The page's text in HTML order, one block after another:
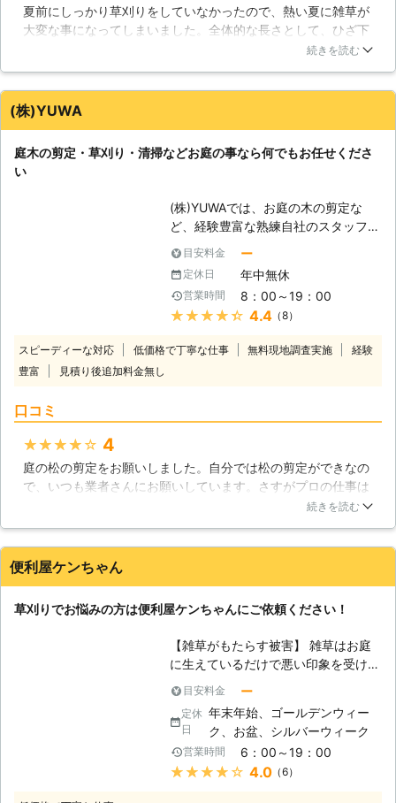
した害虫に襲われる危険もあります。
草刈りはどなたでも簡単に行える作業
ではありますが、決して油断してはい
けません。どうしても辛いときは、ま
めすけサービスにご連絡ください。迅
者の方ですと腰に負担がかかり痛める
可能性もありますので、草刈りの際は
らくだ暮らしのサービスにご相談頂け
します。お庭や敷地の草刈りもご相談
げさせて頂きます。庭木の剪定も対応
しておりますので、ご相談下されば喜
んでお力になります。らくだ暮らしの
サービスはお客様の為に努力を惜しま
ず、全力で業務を行います！いつでも
ご相談下さい！
夏前にしっかり草刈りをしていなかったので、熱い夏に雑草が
大変な事になってしまいました。全体的な長さとして、ひざ下
ぐらいまでは伸びていたので、自分では対処できずRグループ
ったですね。雑草が合った部分も綺麗な更地のようにしてもら
えて本当に助かりました。
埼玉県 蕨市 2016年12月27日
続きを読む
(株)YUWA
庭木の剪定・草刈り・清掃などお庭の事なら何でもお任せくださ
い
(株)YUWAでは、お庭の木の剪定な
ど、経験豊富な熟練自社のスタッフが
迅速・丁寧な作業をいたします。
出会うお客様すべてに「ありがとう」
と言って頂けるサービスを低価格でお
届けしております。東京・千葉・埼玉
を中心に、草刈りをお考えの方は、ぜ
サービス内容】 作業内容は草刈りの
い。 作業品質にも自信あり！年間管
理など、毎年リピートしてくださるお
客様も多数いらっしゃいますので、ご
態などを考慮してお見積りいたします
ております。 また、よくある「作業
後の追加金のご請求」は一切ございま
せん！お見積もり金額以上のご請求は
いたしませんのでご安心ください。
クレジットカードでのお支払いも承っ
ておりますので、便利にご利用いただ
けます。まずは、無料にてお見積もり
をいたしますので、ご連絡をお待ちし
目安料金 ー
定休日 年中無休
営業時間 8：00～19：00
★★★★★ 4.4（8）
スピーディーな対応 低価格で丁寧な仕事 無料現地調査実施
経験
豊富
見積り後追加料金無し
口コミ
★★★★★ 4
庭の松の剪定をお願いしました。自分では松の剪定ができなの
で、いつも業者さんにお願いしています。さすがプロの仕事は
丁寧で、見事できれいな松に仕上がりました。それほど高い料
ぶりに好感が持てたので、また利用したいと思っています。
埼玉県 草加市 2016年11月30日
続きを読む
便利屋ケンちゃん
草刈りでお悩みの方は便利屋ケンちゃんにご依頼ください！
【雑草がもたらす被害】 雑草はお庭
に生えているだけで悪い印象を受けま
す。住宅の外観の半分はお庭の影響を
受けるので、お庭の印象が悪いと、ど
んな良い家に住んでいても印象がよく
ならないでしょう。更に印象だけでは
なく、雑草が生えていることにより、
虫がお庭に集まってきてしまいます。
目安料金 ー
定休
日
年末年始、ゴールデンウィー
ク、お盆、シルバーウィーク
営業時間 6：00～19：00
★★★★★ 4.0（6）